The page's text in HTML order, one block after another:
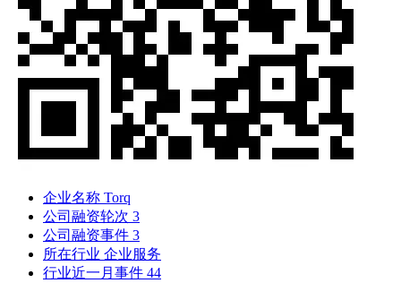
企业名称 Torq
公司融资轮次 3
公司融资事件 3
所在行业 企业服务
行业近一月事件 44